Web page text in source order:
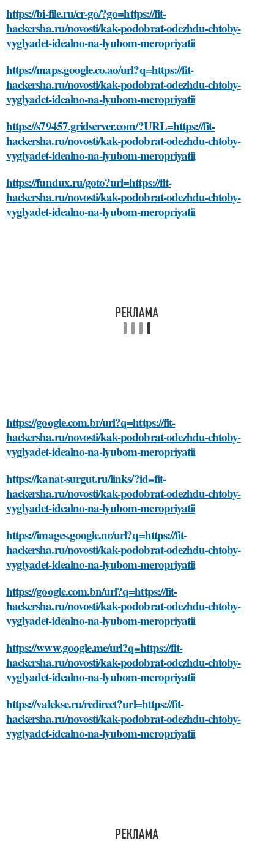
https://bi-file.ru/cr-go/?go=https://fit-
hackersha.ru/novosti/kak-podobrat-odezhdu-chtoby-
vyglyadet-idealno-na-lyubom-meropriyatii
https://maps.google.co.ao/url?q=https://fit-
hackersha.ru/novosti/kak-podobrat-odezhdu-chtoby-
vyglyadet-idealno-na-lyubom-meropriyatii
https://s79457.gridserver.com/?URL=https://fit-
hackersha.ru/novosti/kak-podobrat-odezhdu-chtoby-
vyglyadet-idealno-na-lyubom-meropriyatii
https://fundux.ru/goto?url=https://fit-
hackersha.ru/novosti/kak-podobrat-odezhdu-chtoby-
vyglyadet-idealno-na-lyubom-meropriyatii
https://google.com.br/url?q=https://fit-
hackersha.ru/novosti/kak-podobrat-odezhdu-chtoby-
vyglyadet-idealno-na-lyubom-meropriyatii
https://kanat-surgut.ru/links/?id=fit-
hackersha.ru/novosti/kak-podobrat-odezhdu-chtoby-
vyglyadet-idealno-na-lyubom-meropriyatii
https://images.google.nr/url?q=https://fit-
hackersha.ru/novosti/kak-podobrat-odezhdu-chtoby-
vyglyadet-idealno-na-lyubom-meropriyatii
https://google.com.bn/url?q=https://fit-
hackersha.ru/novosti/kak-podobrat-odezhdu-chtoby-
vyglyadet-idealno-na-lyubom-meropriyatii
https://www.google.me/url?q=https://fit-
hackersha.ru/novosti/kak-podobrat-odezhdu-chtoby-
vyglyadet-idealno-na-lyubom-meropriyatii
https://valekse.ru/redirect?url=https://fit-
hackersha.ru/novosti/kak-podobrat-odezhdu-chtoby-
vyglyadet-idealno-na-lyubom-meropriyatii